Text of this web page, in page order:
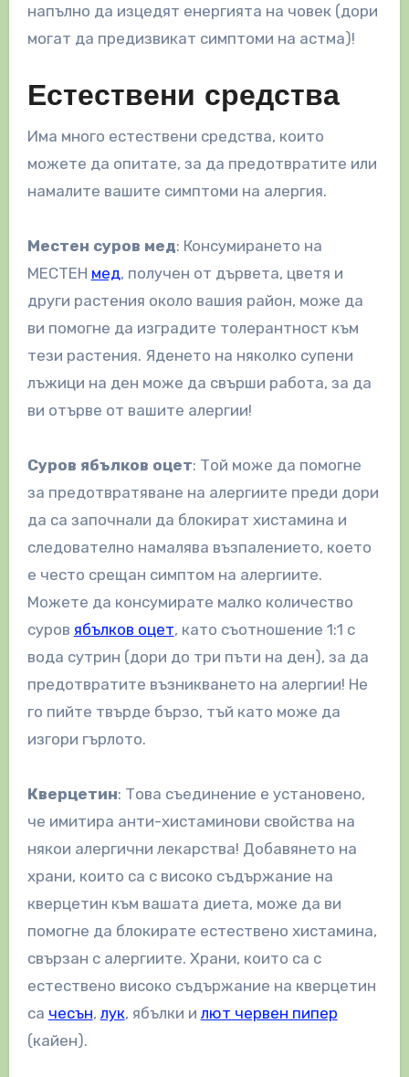
напълно да изцедят енергията на човек (дори
могат да предизвикат симптоми на астма)!
Естествени средства
Има много естествени средства, които
можете да опитате, за да предотвратите или
намалите вашите симптоми на алергия.
Местен суров мед: Консумирането на
МЕСТЕН мед, получен от дървета, цветя и
други растения около вашия район, може да
ви помогне да изградите толерантност към
тези растения. Яденето на няколко супени
лъжици на ден може да свърши работа, за да
ви отърве от вашите алергии!
Суров ябълков оцет: Той може да помогне
за предотвратяване на алергиите преди дори
да са започнали да блокират хистамина и
следователно намалява възпалението, което
е често срещан симптом на алергиите.
Можете да консумирате малко количество
суров ябълков оцет, като съотношение 1:1 с
вода сутрин (дори до три пъти на ден), за да
предотвратите възникването на алергии! Не
го пийте твърде бързо, тъй като може да
изгори гърлото.
Кверцетин: Това съединение е установено,
че имитира анти-хистаминови свойства на
някои алергични лекарства! Добавянето на
храни, които са с високо съдържание на
кверцетин към вашата диета, може да ви
помогне да блокирате естествено хистамина,
свързан с алергиите. Храни, които са с
естествено високо съдържание на кверцетин
са чесън, лук, ябълки и лют червен пипер
(кайен).